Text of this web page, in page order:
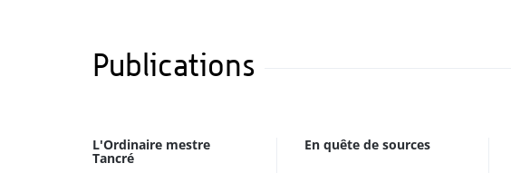
Publications
L'Ordinaire mestre
Tancré
En quête de sources